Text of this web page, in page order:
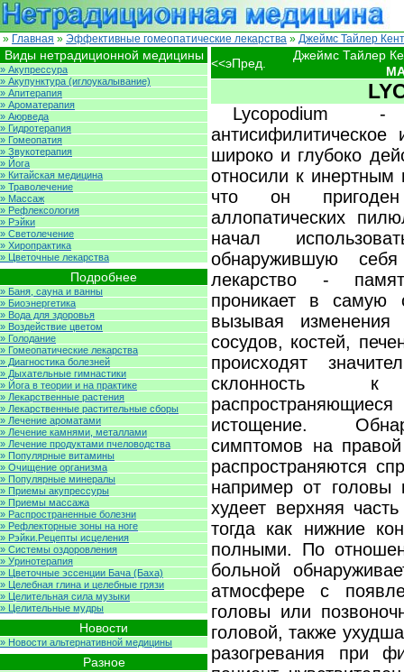
» Главная » Эффективные гомеопатические лекарства » Джеймс Тайлер
<<эПред.
Джеймс Тайлер
Lycopodium -
антисифилитическое
широко и глубоко
относили к инертным
что он
аллопатических
начал
обнаружившую
лекарство -
проникает в самую
вызывая изменения
сосудов, костей,
происходят
склонность к
истощение.
симптомов на
распространяются
например от головы
худеет верхняя
тогда как нижние
полными. По
больной
атмосфере с
головы или
головой, также
разогревания при
Виды нетрадиционной медицины
» Акупрессура
» Акупунктура (иглоукалывание)
» Апитерапия
» Ароматерапия
» Аюрведа
» Гидротерапия
» Гомеопатия
» Звукотерапия
» Йога
» Китайская медицина
» Траволечение
» Массаж
» Рефлексология
» Рэйки
» Светолечение
» Хиропрактика
» Цветочные лекарства
Подробнее
» Баня, сауна и ванны
» Биоэнергетика
» Вода для здоровья
» Воздействие цветом
» Голодание
» Гомеопатические лекарства
» Диагностика болезней
» Дыхательные гимнастики
» Йога в теории и на практике
» Лекарственные растения
» Лекарственные растительные сборы
» Лечение ароматами
» Лечение камнями, металлами
» Лечение продуктами пчеловодства
» Популярные витамины
» Очищение организма
» Популярные минералы
» Приемы акупрессуры
» Приемы массажа
» Распространенные болезни
» Рефлекторные зоны на ноге
» Рэйки.Рецепты исцеления
» Системы оздоровления
» Уринотерапия
» Цветочные эссенции Бача (Баха)
» Целебная глина и целебные грязи
» Целительная сила музыки
» Целительные мудры
Новости
» Новости альтернативной медицины
Разное